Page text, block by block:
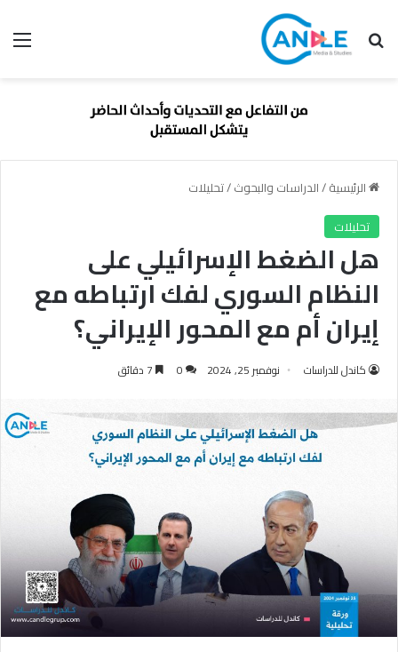
بحث عن
الرئيسية/الدراسات والبحوث/تحليلات
تحليلات
هل الضغط الإسرائيلي على
النظام السوري لفك ارتباطه مع
إيران أم مع المحور الإيراني؟
كاندل للدراسات نوفمبر 25, 2024 0